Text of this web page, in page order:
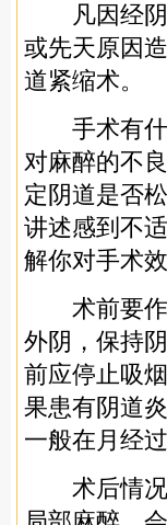
凡因经阴
或先天原因
道紧缩术。
手术有什
对麻醉的不
定阴道是否
讲述感到不
解你对手术
术前要作
外阴，保持
前应停止吸
果患有阴道
一般在月经
术后情况